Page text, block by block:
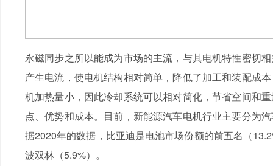
永磁同步之所以能成为市场的主流，与其电机特性密切
产生电流，使电机结构相对简单，降低了加工和装配成
机加热量小，因此冷却系统可以相对简化，节省空间和
点、优势和成本。目前，新能源汽车电机行业主要分为
据2020年的数据，比亚迪是电池市场份额的前五名（
波双林（5.9%）。